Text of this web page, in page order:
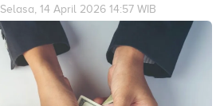
Selasa, 14 April 2026 14:57 WIB